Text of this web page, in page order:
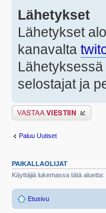
Lähetykset
Lähetykset
kanavalta
selostajat ja
Lähetä vastaus
Paluu Uutiset
PAIKALLAOLIJAT
Käyttäjiä lukemassa tätä
Etusivu